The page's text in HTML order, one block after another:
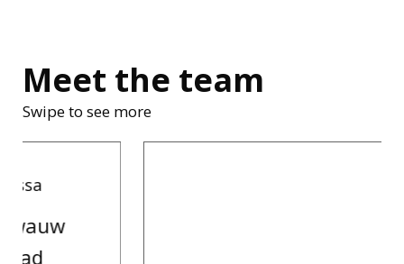
Meet the team
Swipe to see more